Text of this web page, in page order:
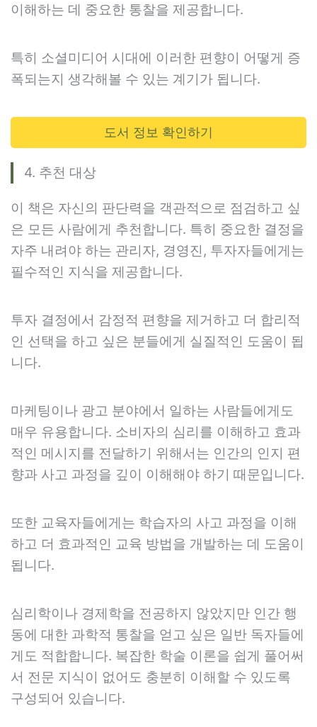
이해하는 데 중요한 통찰을 제공합니다.
특히 소셜미디어 시대에 이러한 편향이 어떻게 증
폭되는지 생각해볼 수 있는 계기가 됩니다.
도서 정보 확인하기
4. 추천 대상
이 책은 자신의 판단력을 객관적으로 점검하고 싶
은 모든 사람에게 추천합니다. 특히 중요한 결정을
자주 내려야 하는 관리자, 경영진, 투자자들에게는
필수적인 지식을 제공합니다.
투자 결정에서 감정적 편향을 제거하고 더 합리적
인 선택을 하고 싶은 분들에게 실질적인 도움이 됩
니다.
마케팅이나 광고 분야에서 일하는 사람들에게도
매우 유용합니다. 소비자의 심리를 이해하고 효과
적인 메시지를 전달하기 위해서는 인간의 인지 편
향과 사고 과정을 깊이 이해해야 하기 때문입니다.
또한 교육자들에게는 학습자의 사고 과정을 이해
하고 더 효과적인 교육 방법을 개발하는 데 도움이
됩니다.
심리학이나 경제학을 전공하지 않았지만 인간 행
동에 대한 과학적 통찰을 얻고 싶은 일반 독자들에
게도 적합합니다. 복잡한 학술 이론을 쉽게 풀어써
서 전문 지식이 없어도 충분히 이해할 수 있도록
구성되어 있습니다.